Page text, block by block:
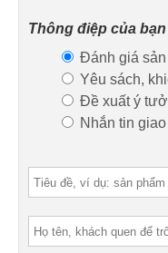
Thông điệp của bạn
Đánh giá
Yêu sách,
Đề xuất ý
Nhắn tin